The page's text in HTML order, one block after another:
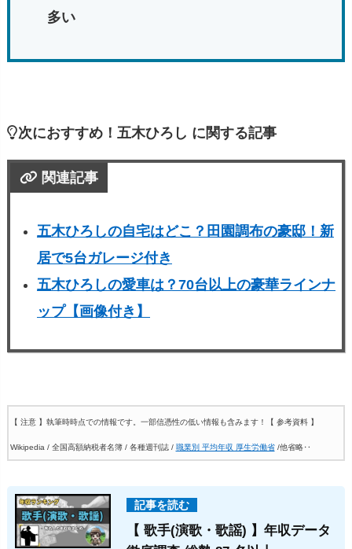
多い
次におすすめ！五木ひろし に関する記事
関連記事
五木ひろしの自宅はどこ？田園調布の豪邸！新
居で5台ガレージ付き
五木ひろしの愛車は？70台以上の豪華ラインナ
ップ【画像付き】
【 注意 】執筆時時点での情報です。一部信憑性の低い情報も含みます！ 【 参考資料 】
Wikipedia / 全国高額納税者名簿 / 各種週刊誌 / 職業別 平均年収 厚生労働省/他省略‥
【 歌手(演歌・歌謡) 】年収データ